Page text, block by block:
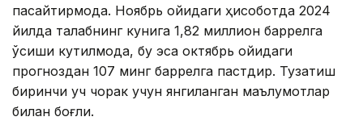
пасайтирмоқда. Ноябрь ойидаги ҳисоботда 2024
йилда талабнинг кунига 1,82 миллион баррелга
ўсиши кутилмоқда, бу эса октябрь ойидаги
прогноздан 107 минг баррелга пастдир. Тузатиш
биринчи уч чорак учун янгиланган маълумотлар
билан боғлиқ.